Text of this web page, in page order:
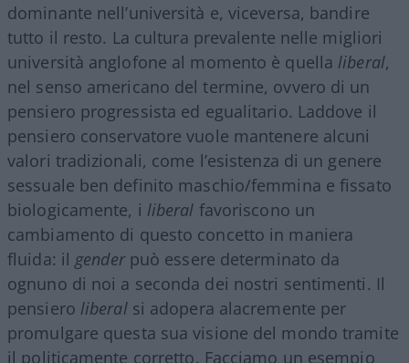
dominante nell’università e, viceversa, bandire
tutto il resto. La cultura prevalente nelle migliori
università anglofone al momento è quella liberal,
nel senso americano del termine, ovvero di un
pensiero progressista ed egualitario. Laddove il
pensiero conservatore vuole mantenere alcuni
valori tradizionali, come l’esistenza di un genere
sessuale ben definito maschio/femmina e fissato
biologicamente, i liberal favoriscono un
cambiamento di questo concetto in maniera
fluida: il genderpuò essere determinato da
ognuno di noi a seconda dei nostri sentimenti. Il
pensiero liberalsi adopera alacremente per
promulgare questa sua visione del mondo tramite
il politicamente corretto. Facciamo un esempio